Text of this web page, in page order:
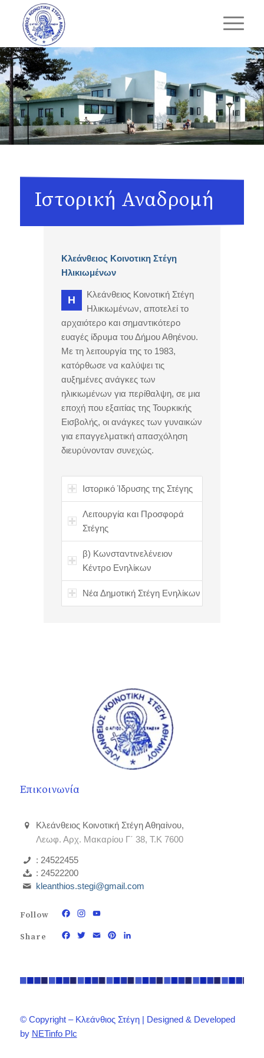
Ιστορική Αναδρομή
Κλεάνθειος Κοινοτικη Στέγη
Ηλικιωμένων
H
Κλεάνθειος Κοινοτική Στέγη
Ηλικιωμένων, αποτελεί το
αρχαιότερο και σημαντικότερο
ευαγές ίδρυμα του Δήμου Αθηένου.
Με τη λειτουργία της το 1983,
κατόρθωσε να καλύψει τις
αυξημένες ανάγκες των
ηλικιωμένων για περίθαλψη, σε μια
εποχή που εξαιτίας της Τουρκικής
Εισβολής, οι ανάγκες των γυναικών
για επαγγελματική απασχόληση
διευρύνονταν συνεχώς.
Ιστορικό Ίδρυσης της Στέγης
Λειτουργία και Προσφορά
Στέγης
β) Κωνσταντινελένειον
Κέντρο Ενηλίκων
Νέα Δημοτική Στέγη Ενηλίκων
Επικοινωνία
Κλεάνθειος Κοινοτική Στέγη Αθηαίνου,
Λεωφ. Αρχ. Μακαρίου Γ΄ 38, Τ.Κ 7600
: 24522455
: 24522200
kleanthios.stegi@gmail.com
Follow FacebookInstagram
Channel
Share Facebook
TwitterEmailPinterest
© Copyright – Κλεάνθιος Στέγη | Designed & Developed
by NETinfo Plc